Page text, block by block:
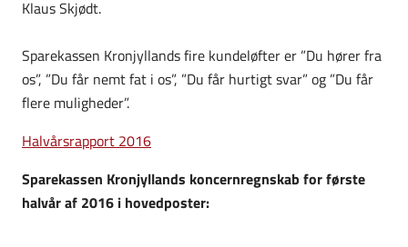
Klaus Skjødt.
Sparekassen Kronjyllands fire kundeløfter er ”Du hører fra
os”, ”Du får nemt fat i os”, ”Du får hurtigt svar” og ”Du får
flere muligheder”.
Halvårsrapport 2016
Sparekassen Kronjyllands koncernregnskab for første
halvår af 2016 i hovedposter: